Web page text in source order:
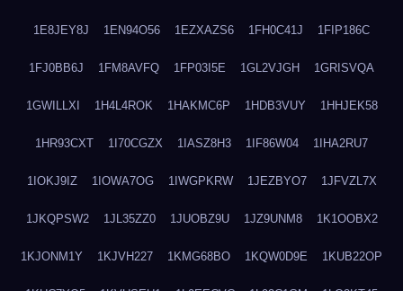
1E8JEY8J 1EN94O56 1EZXAZS6 1FH0C41J 1FIP186C
1FJ0BB6J 1FM8AVFQ 1FP03I5E 1GL2VJGH 1GRISVQA
1GWILLXI 1H4L4ROK 1HAKMC6P 1HDB3VUY 1HHJEK58
1HR93CXT 1I70CGZX 1IASZ8H3 1IF86W04 1IHA2RU7
1IOKJ9IZ 1IOWA7OG 1IWGPKRW 1JEZBYO7 1JFVZL7X
1JKQPSW2 1JL35ZZ0 1JUOBZ9U 1JZ9UNM8 1K1OOBX2
1KJONM1Y 1KJVH227 1KMG68BO 1KQW0D9E 1KUB22OP